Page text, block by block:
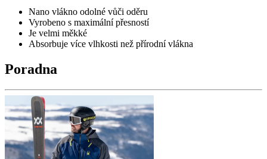
Nano vlákno odolné vůči oděru
Vyrobeno s maximální přesností
Je velmi měkké
Absorbuje více vlhkosti než přírodní vlákna
Poradna